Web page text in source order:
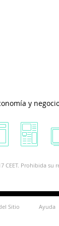
y
CEET. Prohibida
Sitio Ayuda